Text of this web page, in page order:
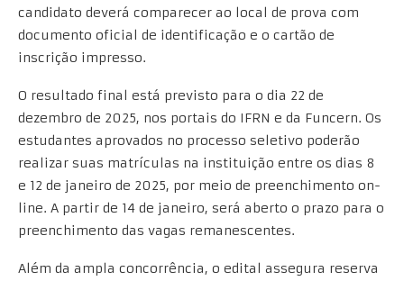
candidato deverá comparecer ao local de prova com
documento oficial de identificação e o cartão de
inscrição impresso.
O resultado final está previsto para o dia 22 de
dezembro de 2025, nos portais do IFRN e da Funcern. Os
estudantes aprovados no processo seletivo poderão
realizar suas matrículas na instituição entre os dias 8
e 12 de janeiro de 2025, por meio de preenchimento on-
line. A partir de 14 de janeiro, será aberto o prazo para o
preenchimento das vagas remanescentes.
Além da ampla concorrência, o edital assegura reserva